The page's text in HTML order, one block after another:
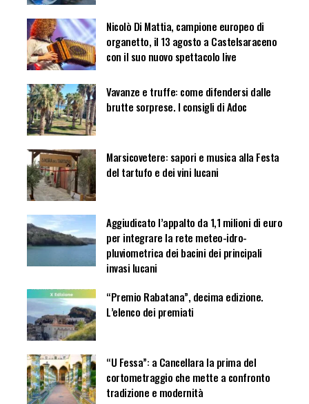
Nicolò Di Mattia, campione europeo di
organetto, il 13 agosto a Castelsaraceno
con il suo nuovo spettacolo live
Vavanze e truffe: come difendersi dalle
brutte sorprese. I consigli di Adoc
Marsicovetere: sapori e musica alla Festa
del tartufo e dei vini lucani
Aggiudicato l’appalto da 1,1 milioni di euro
per integrare la rete meteo-idro-
pluviometrica dei bacini dei principali
invasi lucani
“Premio Rabatana”, decima edizione.
L’elenco dei premiati
“U Fessa”: a Cancellara la prima del
cortometraggio che mette a confronto
tradizione e modernità